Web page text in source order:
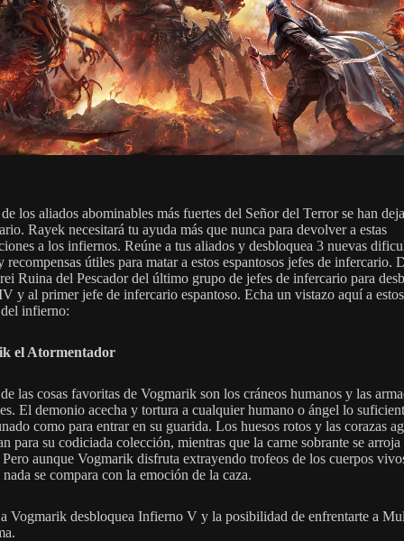
los aliados abominables más fuertes del Señor del Terror se han
Rayek necesitará tu ayuda más que nunca para devolver a estas
a los infiernos. Reúne a tus aliados y desbloquea 3 nuevas
recompensas útiles para matar a estos espantosos jefes de infercario.
Ruina del Pescador del último grupo de jefes de infercario para
y al primer jefe de infercario espantoso. Echa un vistazo aquí a estos
infierno:
el Atormentador
las cosas favoritas de Vogmarik son los cráneos humanos y las
El demonio acecha y tortura a cualquier humano o ángel lo
como para entrar en su guarida. Los huesos rotos y las corazas
para su codiciada colección, mientras que la carne sobrante se arroja
Pero aunque Vogmarik disfruta extrayendo trofeos de los cuerpos
se compara con la emoción de la caza.
Vogmarik desbloquea Infierno V y la posibilidad de enfrentarte a